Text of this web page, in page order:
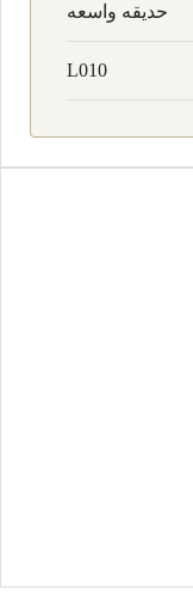
حديقه واسعه
L010